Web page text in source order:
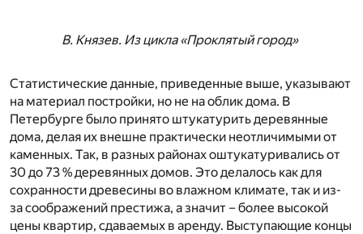
В. Князев. Из цикла «Проклятый город»
Статистические данные, приведенные выше, указывают
на материал постройки, но не на облик дома. В
Петербурге было принято штукатурить деревянные
дома, делая их внешне практически неотличимыми от
каменных. Так, в разных районах оштукатуривались от
30 до 73 % деревянных домов. Это делалось как для
сохранности древесины во влажном климате, так и из-
за соображений престижа, а значит – более высокой
цены квартир, сдаваемых в аренду. Выступающие концы